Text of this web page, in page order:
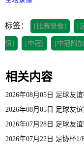
标签： [比赛录像] [
恒] [中冠] [中冠附
相关内容
2026年08月05日 足球友
2026年08月05日 足球友
2026年07月28日 足球友
2026年07月22日 足协杯